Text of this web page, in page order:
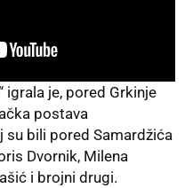
igrala je, pored Grkinje
postava
bili pored Samardžića
Dvornik, Milena
i brojni drugi.